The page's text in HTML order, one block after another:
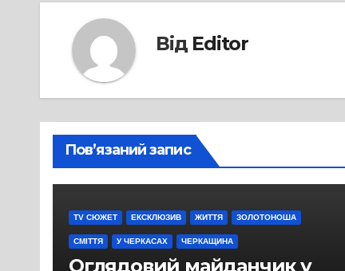
Від Editor
Пов’язаний запис
TV СЮЖЕТ ЕКСКЛЮЗИВ ЖИТТЯ ЗОЛОТОНОША
СМІТТЯ У ЧЕРКАСАХ ЧЕРКАЩИНА
Оглядовий майданчик у